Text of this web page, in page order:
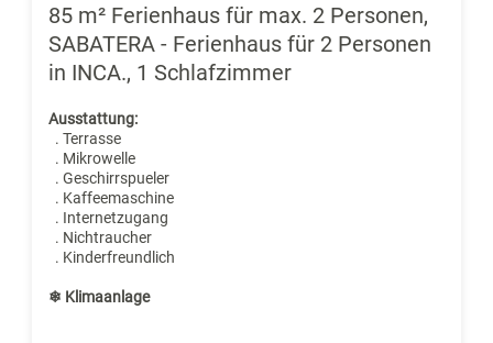
85 m² Ferienhaus für max. 2 Personen,
SABATERA - Ferienhaus für 2 Personen
in INCA., 1 Schlafzimmer
Ausstattung:
. Terrasse
. Mikrowelle
. Geschirrspueler
. Kaffeemaschine
. Internetzugang
. Nichtraucher
. Kinderfreundlich
❄ Klimaanlage